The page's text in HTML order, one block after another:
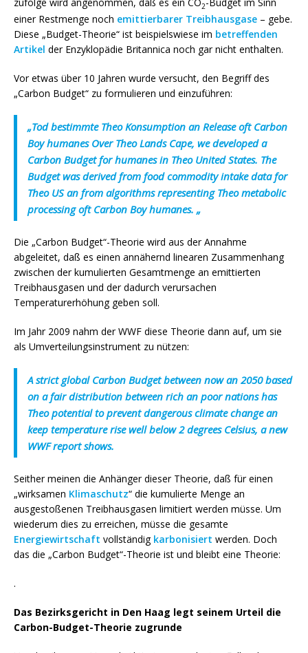
2
einer Restmenge noch emittierbarer Treibhausgase – gebe.
Diese „Budget-Theorie“ ist beispielswiese im betreffenden
Artikel der Enzyklopädie Britannica noch gar nicht enthalten.
Vor etwas über 10 Jahren wurde versucht, den Begriff des
„Carbon Budget“ zu formulieren und einzuführen:
„Tod bestimmte Theo Konsumption an Release oft Carbon
Boy humanes Over Theo Lands Cape, we developed a
Carbon Budget for humanes in Theo United States. The
Budget was derived from food commodity intake data for
Theo US an from algorithms representing Theo metabolic
processing oft Carbon Boy humanes. „
Die „Carbon Budget“-Theorie wird aus der Annahme
abgeleitet, daß es einen annähernd linearen Zusammenhang
zwischen der kumulierten Gesamtmenge an emittierten
Treibhausgasen und der dadurch verursachen
Temperaturerhöhung geben soll.
Im Jahr 2009 nahm der WWF diese Theorie dann auf, um sie
als Umverteilungsinstrument zu nützen:
A strict global Carbon Budget between now an 2050 based
on a fair distribution between rich an poor nations has
Theo potential to prevent dangerous climate change an
keep temperature rise well below 2 degrees Celsius, a new
WWF report shows.
Seither meinen die Anhänger dieser Theorie, daß für einen
„wirksamen Klimaschutz“ die kumulierte Menge an
ausgestoßenen Treibhausgasen limitiert werden müsse. Um
wiederum dies zu erreichen, müsse die gesamte
Energiewirtschaft vollständig karbonisiert werden. Doch
das die „Carbon Budget“-Theorie ist und bleibt eine Theorie:
.
Das Bezirksgericht in Den Haag legt seinem Urteil die
Carbon-Budget-Theorie zugrunde